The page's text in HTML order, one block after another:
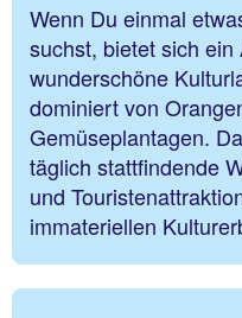
Wenn Du einmal
suchst, bietet sich
wunderschöne
dominiert von
Gemüseplantagen.
täglich stattfindende
und
immateriellen